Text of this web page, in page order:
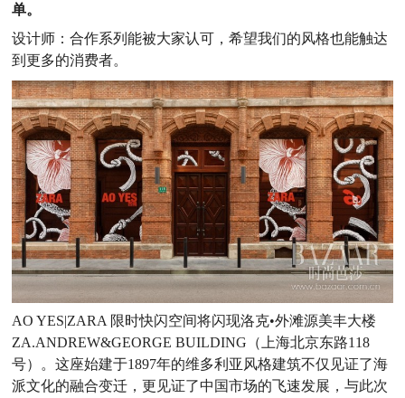
单。
设计师：合作系列能被大家认可，希望我们的风格也能触达
到更多的消费者。
AO YES|ZARA 限时快闪空间将闪现洛克•外滩源美丰大楼
ZA.ANDREW&GEORGE BUILDING（上海北京东路118
号）。这座始建于1897年的维多利亚风格建筑不仅见证了海
派文化的融合变迁，更见证了中国市场的飞速发展，与此次